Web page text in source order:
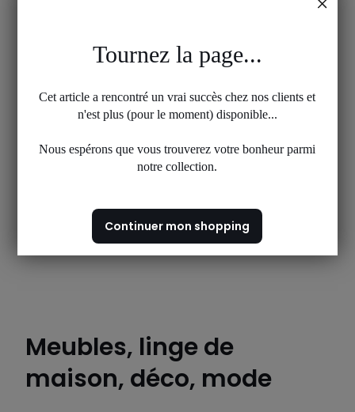
Meubles, linge de
maison, déco, mode
Tournez la page...
Cet article a rencontré un vrai succès chez nos clients et
n'est plus (pour le moment) disponible...
Nous espérons que vous trouverez votre bonheur parmi
notre collection.
Continuer mon shopping